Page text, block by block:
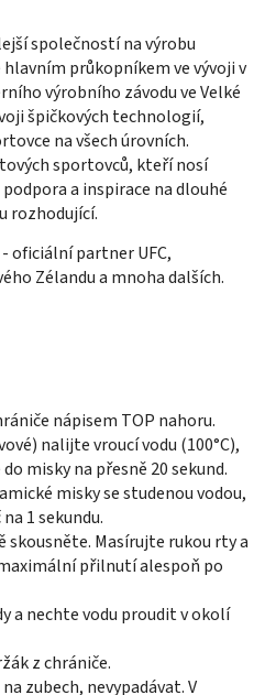
společností na výrobu
průkopníkem ve vývoji v
výrobního závodu ve Velké
špičkových technologií,
na všech úrovních.
sportovců, kteří nosí
a inspirace na dlouhé
rozhodující.
oficiální partner UFC,
Zélandu a mnoha dalších.
nápisem TOP nahoru.
nalijte vroucí vodu (100°C),
misky na přesně 20 sekund.
misky se studenou vodou,
1 sekundu.
skousněte. Masírujte rukou rty a
přilnutí alespoň po
a nechte vodu proudit v okolí
z chrániče.
zubech, nevypadávat. V